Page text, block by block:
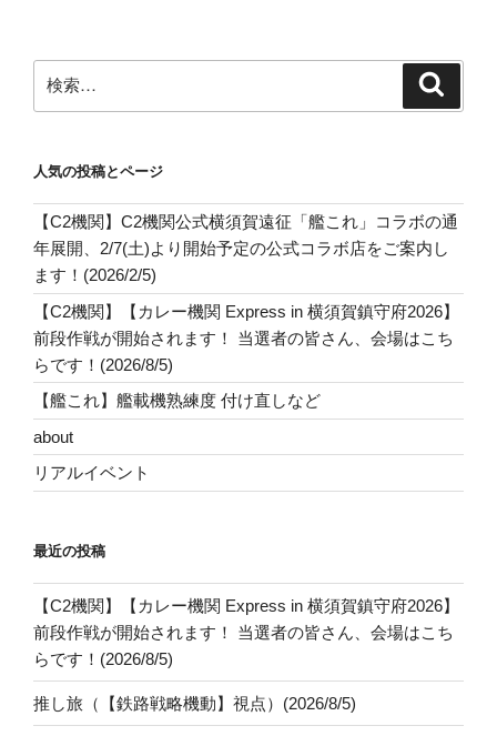
索:
人気の投稿とページ
【C2機関】C2機関公式横須賀遠征「艦これ」コラボの通
年展開、2/7(土)より開始予定の公式コラボ店をご案内し
ます！(2026/2/5)
【C2機関】【カレー機関 Express in 横須賀鎮守府2026】
前段作戦が開始されます！ 当選者の皆さん、会場はこち
らです！(2026/8/5)
【艦これ】艦載機熟練度 付け直しなど
about
リアルイベント
最近の投稿
【C2機関】【カレー機関 Express in 横須賀鎮守府2026】
前段作戦が開始されます！ 当選者の皆さん、会場はこち
らです！(2026/8/5)
推し旅（【鉄路戦略機動】視点）(2026/8/5)